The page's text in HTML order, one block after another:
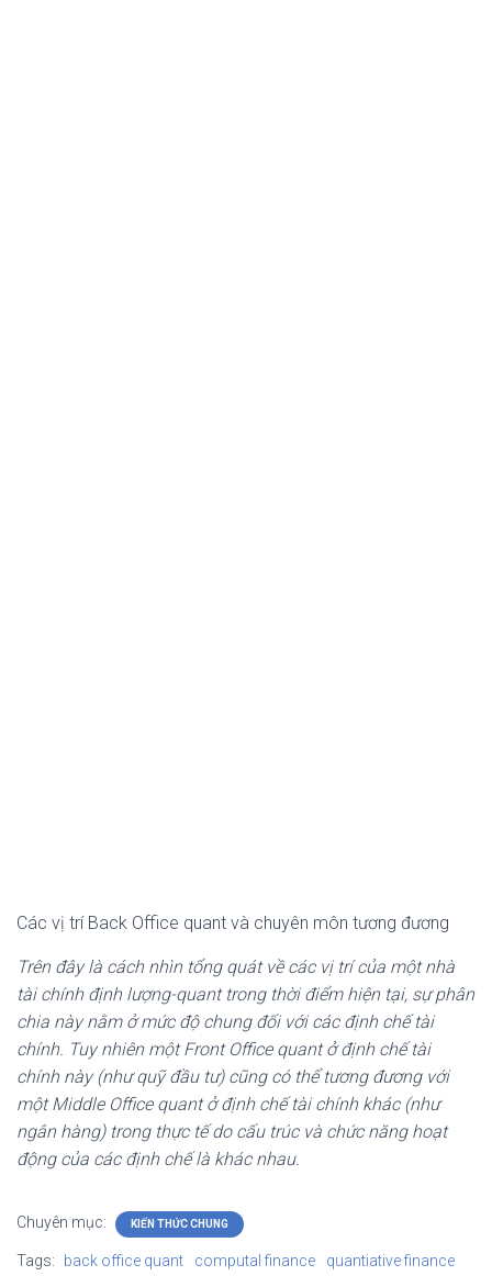
Các vị trí Back Office quant và chuyên môn tương đương
Trên đây là cách nhìn tổng quát về các vị trí của một nhà
tài chính định lượng-quant trong thời điểm hiện tại, sự phân
chia này nằm ở mức độ chung đối với các định chế tài
chính. Tuy nhiên một Front Office quant ở định chế tài
chính này (như quỹ đầu tư) cũng có thể tương đương với
một Middle Office quant ở định chế tài chính khác (như
ngân hàng) trong thực tế do cấu trúc và chức năng hoạt
động của các định chế là khác nhau.
Chuyên mục: KIẾN THỨC CHUNG
Tags: back office quant computal finance
quantiative finance